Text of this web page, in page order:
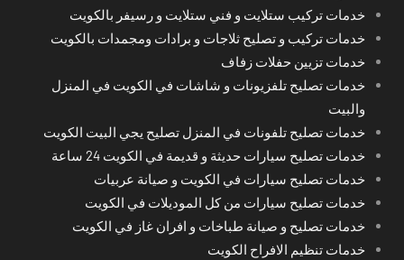
خدمات تركيب ستلايت و فني ستلايت و رسيفر بالكويت
خدمات تركيب و تصليح ثلاجات و برادات ومجمدات بالكويت
خدمات تزيين حفلات زفاف
خدمات تصليح تلفزيونات و شاشات في الكويت في المنزل
والبيت
خدمات تصليح تلفونات في المنزل تصليح يجي البيت الكويت
خدمات تصليح سيارات حديثة و قديمة في الكويت 24 ساعة
خدمات تصليح سيارات في الكويت و صيانة عربيات
خدمات تصليح سيارات من كل الموديلات في الكويت
خدمات تصليح و صيانة طباخات و افران غاز في الكويت
خدمات تنظيم الافراح الكويت